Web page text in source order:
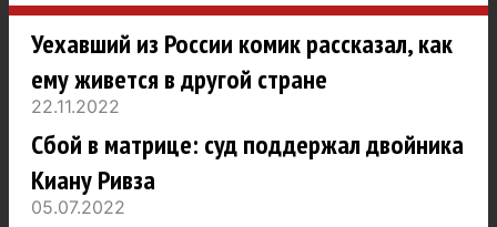
Уехавший из России комик рассказал, как
ему живется в другой стране
22.11.2022
Сбой в матрице: суд поддержал двойника
Киану Ривза
05.07.2022